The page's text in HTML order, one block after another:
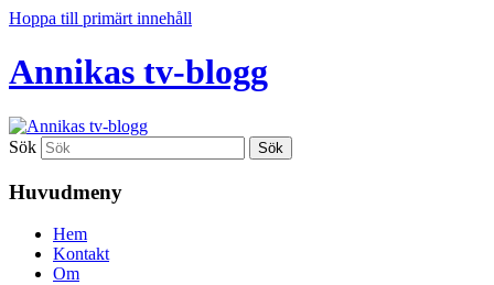
Hoppa till primärt innehåll
Annikas tv-blogg
Sök
Huvudmeny
Hem
Kontakt
Om